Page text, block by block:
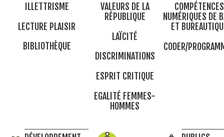
ILLETTRISME
LECTURE PLAISIR
BIBLIOTHÈQUE
VALEURS DE LA
RÉPUBLIQUE
LAÏCITÉ
DISCRIMINATIONS
ESPRIT CRITIQUE
EGALITÉ FEMMES-
HOMMES
COMPÉTENCES
NUMÉRIQUES DE
ET
CODER/